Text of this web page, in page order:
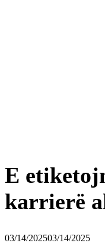
E
karrierë
03/14/202503/14/2025